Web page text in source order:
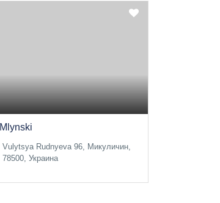
Mlynski
Vulytsya Rudnyeva 96, Микуличин,
78500, Украина